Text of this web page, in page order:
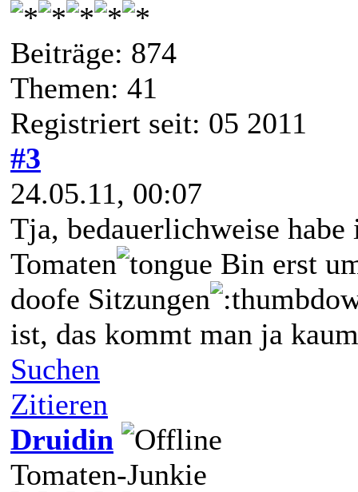
Beiträge: 874
Themen: 41
Registriert seit: 05 2011
#3
24.05.11, 00:07
Tja, bedauerlichweise
Tomaten
Bin erst
doofe Sitzungen
ist, das kommt man ja
Suchen
Zitieren
Druidin
Tomaten-Junkie